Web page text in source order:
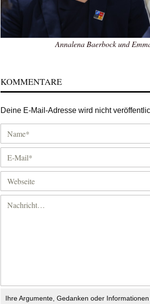
Annalena Baerbock und
KOMMENTARE
Deine E-Mail-Adresse wird nicht
Ihre Argumente, Gedanken oder